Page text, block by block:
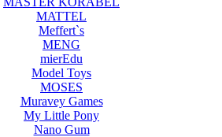
MATTEL
Meffert`s
MENG
mierEdu
Model Toys
MOSES
Muravey Games
My Little Pony
Nano Gum